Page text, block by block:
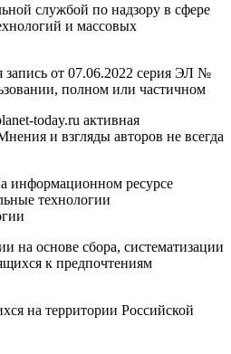
службой по надзору в сфере
и массовых
запись от 07.06.2022 серия ЭЛ №
полном или частичном
today.ru активная
и взгляды авторов не всегда
информационном ресурсе
технологии
на основе сбора, систематизации
к предпочтениям
на территории Российской